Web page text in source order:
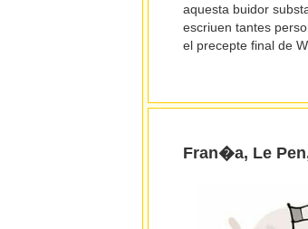
aquesta buidor
escriuen tantes
el precepte final de
Fran�a, Le